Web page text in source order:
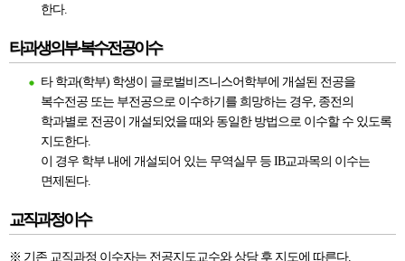
한다.
타과생의부·복수전공이수
타 학과(학부) 학생이 글로벌비즈니스어학부에 개설된 전공을
복수전공 또는 부전공으로 이수하기를 희망하는 경우, 종전의
학과별로 전공이 개설되었을 때와 동일한 방법으로 이수할 수 있도록
지도한다.
이 경우 학부 내에 개설되어 있는 무역실무 등 IB교과목의 이수는
면제된다.
교직과정이수
※ 기존 교직과정 이수자는 전공지도교수와 상담 후 지도에 따른다.